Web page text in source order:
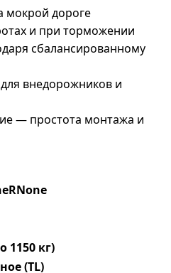
мокрой дороге
и при торможении
сбалансированному
внедорожников и
— простота монтажа и
1150 кг)
(TL)